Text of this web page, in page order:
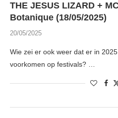
THE JESUS LIZARD +
Botanique (18/05/2025)
20/05/2025
Wie zei er ook weer dat er in
voorkomen op festivals? …